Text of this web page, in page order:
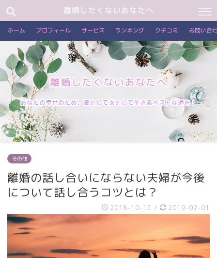
離婚したくないあなたへ
ホーム プロフィール サービス ランキング クチコミ お問い合
離婚したくないあなたへ
あなたの幸せのため、妻として女として生きるベストな道を！
その他
離婚の話し合いにならない夫婦が今後
について話し合うコツとは？
2018-10-15 / 2019-02-01